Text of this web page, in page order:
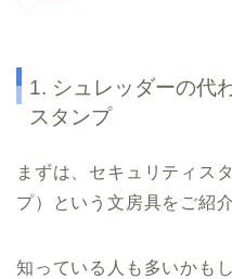
1. シュレッダーの代
スタンプ
まずは、セキュリティス
プ）という文房具をご紹
知っている人も多いかも